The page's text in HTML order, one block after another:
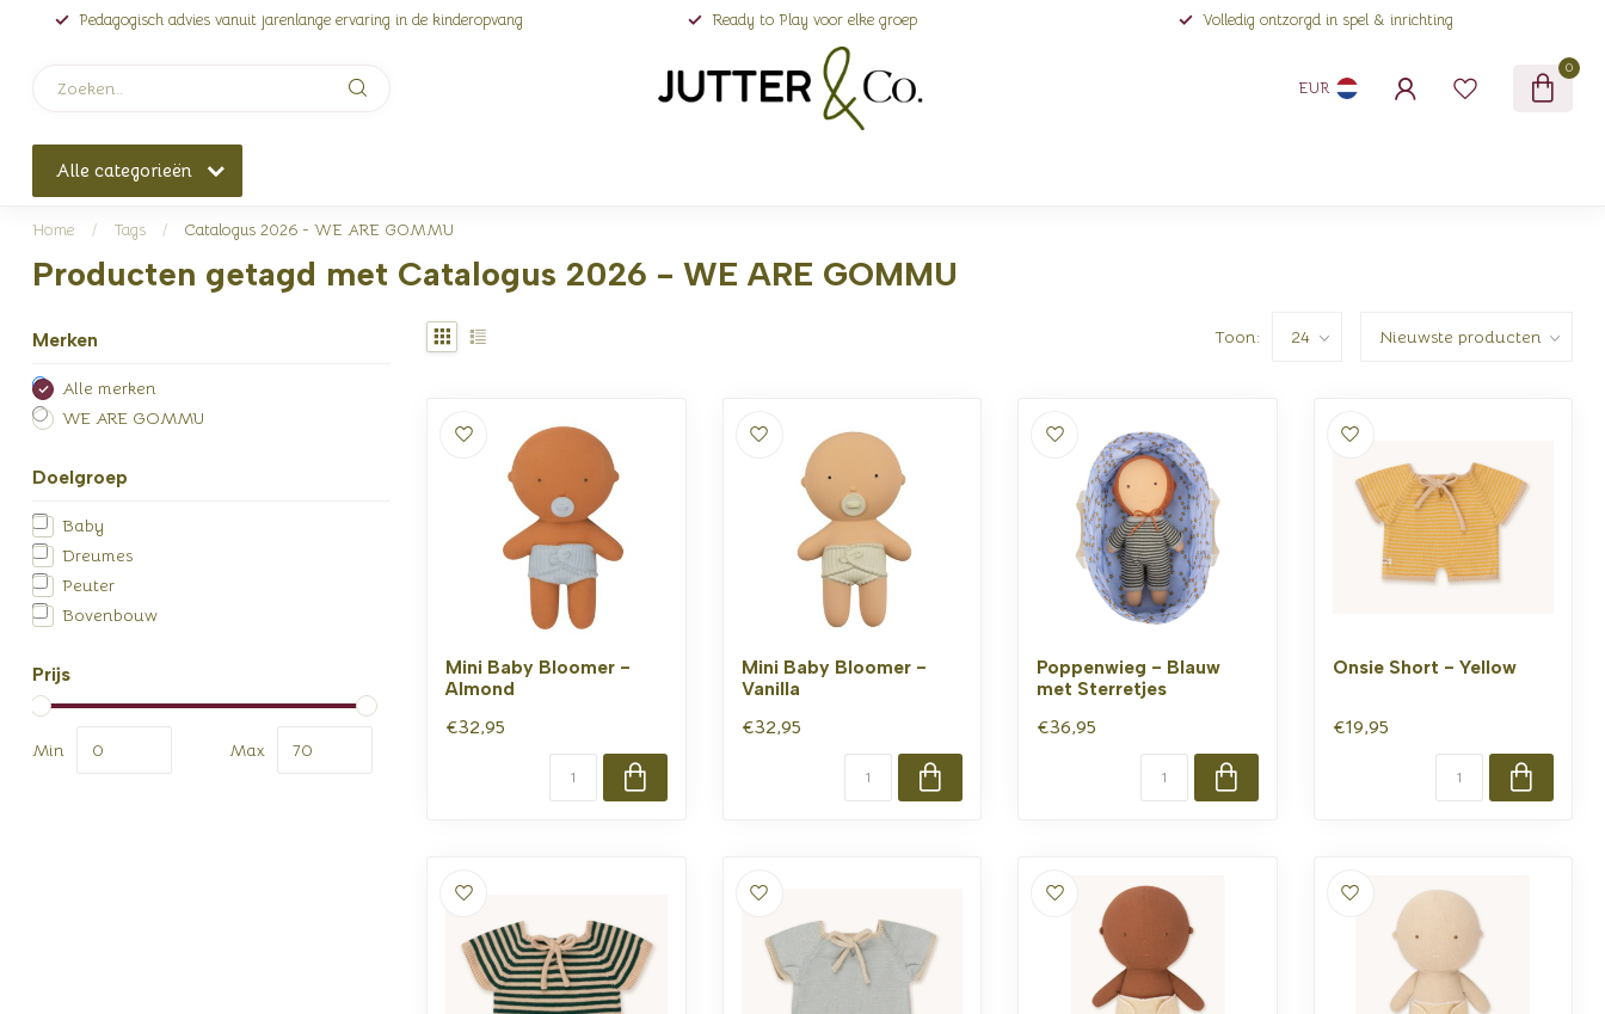
Pedagogisch advies vanuit jarenlange ervaring in de kinderopvang Ready to Play voor elke groep Volledig ontzorgd in spel & inrichting
EUR
0
Alle categorieën
Home / Tags / Catalogus 2026 - WE ARE GOMMU
Producten getagd met Catalogus 2026 - WE ARE GOMMU
Merken
Alle merken
WE ARE GOMMU
Doelgroep
Baby
Dreumes
Peuter
Bovenbouw
Prijs
Min Max
Toon:
Mini Baby Bloomer -
Almond
€32,95
Mini Baby Bloomer -
Vanilla
€32,95
Poppenwieg - Blauw
met Sterretjes
€36,95
Onsie Short - Yellow
€19,95